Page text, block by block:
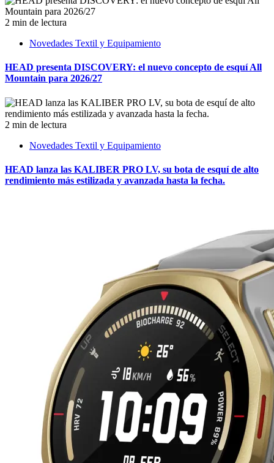
2 min de lectura
Novedades Textil y Equipamiento
HEAD presenta DISCOVERY: el nuevo concepto de esquí All
Mountain para 2026/27
2 min de lectura
Novedades Textil y Equipamiento
HEAD lanza las KALIBER PRO LV, su bota de esquí de alto
rendimiento más estilizada y avanzada hasta la fecha.